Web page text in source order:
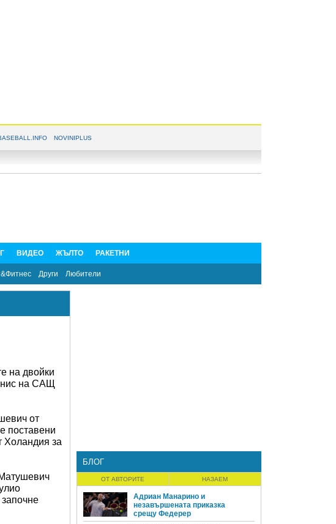
NOVINIPLUS
ВИДЕО ЖЪЛТО РАКЕТНИ
Други Любители
на двойки
на САЩ
от
поставени
за
БЛОГ
ОТ АВТОРИТЕ НАЗАЕМ
Адриан Манарино и
незавършената приказка
срещу Федерер